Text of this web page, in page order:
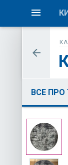
arrow_back
ВСЕ ПРО